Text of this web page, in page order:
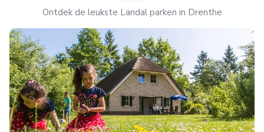
Ontdek de leukste Landal parken in Drenthe